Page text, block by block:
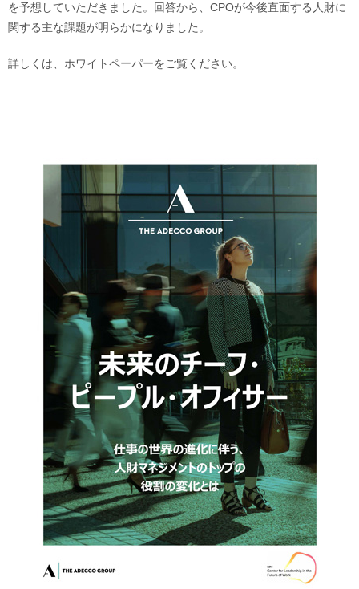
を予想していただきました。回答から、CPOが今後直⾯する⼈財に
関する主な課題が明らかになりました。
詳しくは、ホワイトペーパーをご覧ください。